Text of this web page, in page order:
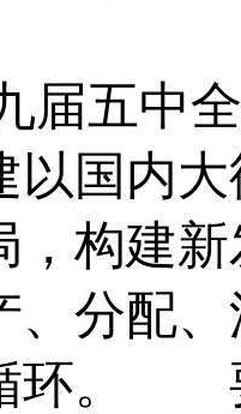
五中全
以国内
，构建
、分配
环。